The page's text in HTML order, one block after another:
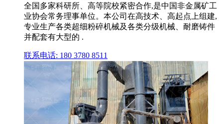
全国多家科研所、高等院校紧密合作,是中国非金属矿工
业协会常务理事单位。本公司在高技术、高起点上组建,
专业生产各类超细粉碎机械及各类分级机械、耐磨铸件
并配套有大型的 .
联系电话: 180 3780 8511